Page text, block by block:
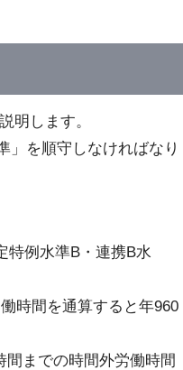
明します。
」を順守しなければなり
特例水準B・連携B水
時間を通算すると年960
までの時間外労働時間